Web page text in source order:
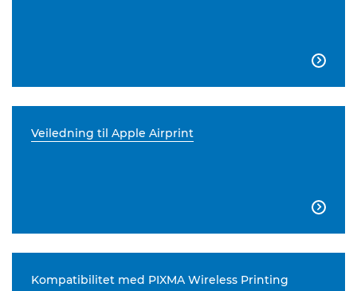

Veiledning til Apple Airprint

Kompatibilitet med PIXMA Wireless Printing